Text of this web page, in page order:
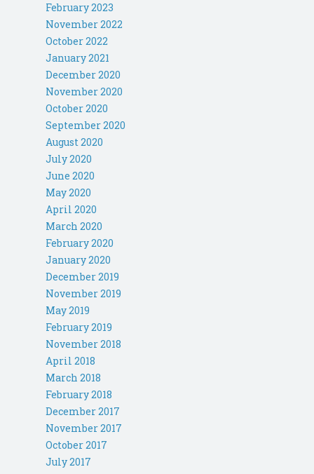
February 2023
November 2022
October 2022
January 2021
December 2020
November 2020
October 2020
September 2020
August 2020
July 2020
June 2020
May 2020
April 2020
March 2020
February 2020
January 2020
December 2019
November 2019
May 2019
February 2019
November 2018
April 2018
March 2018
February 2018
December 2017
November 2017
October 2017
July 2017